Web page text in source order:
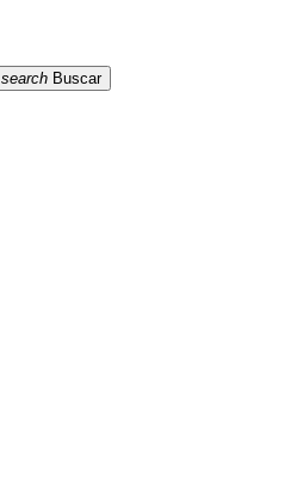
search Buscar